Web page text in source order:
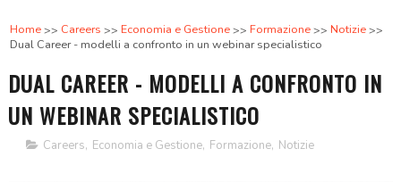
Home Careers Economia e Gestione Formazione
Notizie
Dual Career - modelli a confronto in un webinar specialistico
DUAL CAREER - MODELLI A CONFRONTO IN
UN WEBINAR SPECIALISTICO
Careers, Economia e Gestione, Formazione, Notizie